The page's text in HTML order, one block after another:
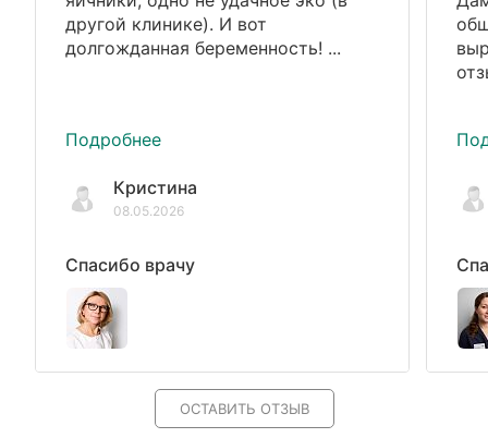
другой клинике). И вот
долгожданная беременность! ...
Подробнее
Кристина
08.05.2026
Спасибо врачу
ОСТАВИТЬ ОТЗЫВ